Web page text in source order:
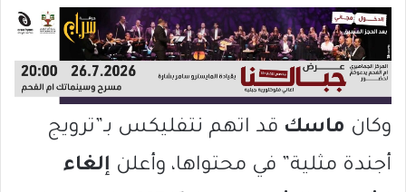
وكان ماسك قد اتهم نتفليكس بـ”ترويج
أجندة مثلية” في محتواها، وأعلن إلغاء